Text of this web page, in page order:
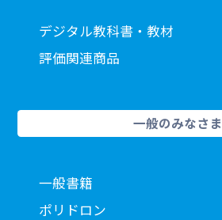
デジタル教科書・教材
評価関連商品
一般のみなさま
一般書籍
ポリドロン